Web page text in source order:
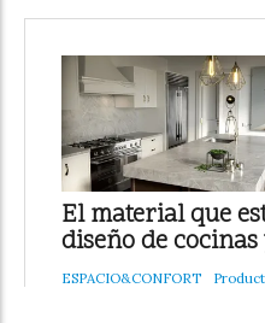
El material que
diseño de
ESPACIO&CONFORT